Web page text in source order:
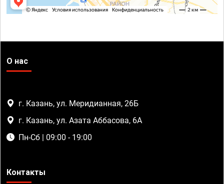
О нас
г. Казань, ул. Меридианная, 26Б
г. Казань, ул. Азата Аббасова, 6А
Пн-Сб | 09:00 - 19:00
Контакты